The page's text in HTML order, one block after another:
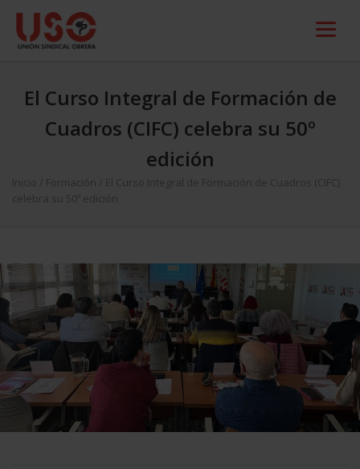
El Curso Integral de Formación de
Cuadros (CIFC) celebra su 50º
edición
Inicio Formación
El Curso Integral de Formación de Cuadros (CIFC)
celebra su 50º edición